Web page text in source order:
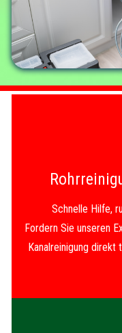
Schnelle Hilfe,
Fordern Sie unseren
Kanalreinigung